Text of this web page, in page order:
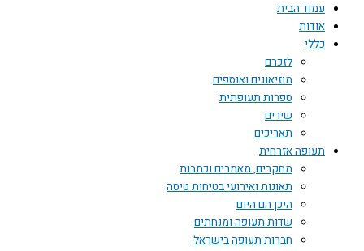
עמוד הבית
אודות
כללי
לזכרם
מוזיאונים ואוספים
ספרות תעופתית
שירים
תאריכים
תעופה אזרחית
מחקרים, מאמרים וכתבות
תאונות ואירועי בטיחות טיסה
היכן הם היום
שדות תעופה ומנחתים
חברות תעופה בישראל